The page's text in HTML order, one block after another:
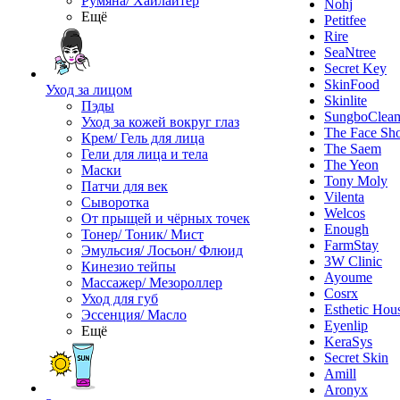
Ещё
Уход за лицом
Пэды
Уход за кожей вокруг глаз
Крем/ Гель для лица
Гели для лица и тела
Маски
Патчи для век
Сыворотка
От прыщей и чёрных точек
Тонер/ Тоник/ Мист
Эмульсия/ Лосьон/ Флюид
Кинезио тейпы
Массажер/ Мезороллер
Уход для губ
Эссенция/ Масло
Ещё
Nohj
Petitfee
Rire
SeaNtree
Secret Key
SkinFood
Skinlite
The Face
The Saem
The Yeon
Tony Moly
Vilenta
Welcos
Enough
FarmStay
3W Clinic
Ayoume
Cosrx
Esthetic
Eyenlip
KeraSys
Secret Skin
Amill
Aronyx